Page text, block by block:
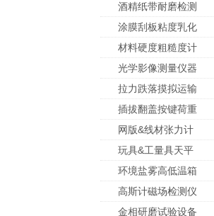
酒精纸带耐磨检测
涂膜刮板粘度乳化
材料硬度粗糙度计
光学影像测量仪器
拉力跌落摸拟运输
插拔翻盖按键荷重
网版&线材张力计
玩具&工量具天平
环境盐雾高低温箱
高斯计磁场检测仪
金相研磨试验设备